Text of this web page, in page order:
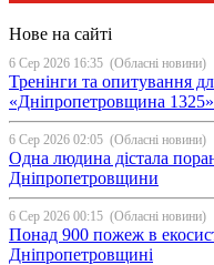
Нове на сайті
6 Сер 2026 16:35 (Обласні новини)
Тренінги та опитування
«Дніпропетровщина
6 Сер 2026 02:05 (Обласні новини)
Одна людина дістала
Дніпропетровщини
6 Сер 2026 00:15 (Обласні новини)
Понад 900 пожеж в
Дніпропетровщині